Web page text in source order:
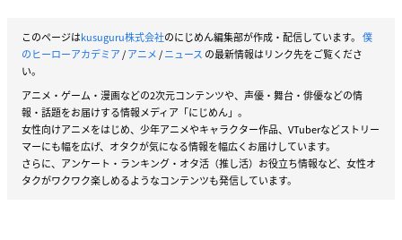
このページはkusuguru株式会社のにじめん編集部が作成・配信しています。 僕
のヒーローアカデミア/アニメ/ニュース の最新情報はリンク先をご覧くださ
い。
アニメ・ゲーム・漫画などの2次元コンテンツや、声優・舞台・俳優などの情
報・話題をお届けする情報メディア「にじめん」。
女性向けアニメをはじめ、少年アニメやキャラクター作品、VTuberなどストリー
マーにも幅を広げ、オタクが気になる情報を幅広くお届けしています。
さらに、アンケート・ランキング・オタ活（推し活）お役立ち情報など、女性オ
タクがワクワク楽しめるようなコンテンツも発信しています。